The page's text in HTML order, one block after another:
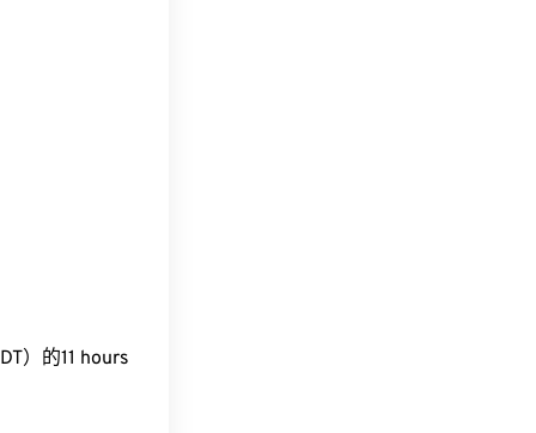
）的11 hours